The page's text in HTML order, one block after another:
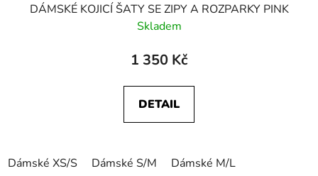
DÁMSKÉ KOJICÍ ŠATY SE ZIPY A ROZPARKY PINK
Skladem
1 350 Kč
DETAIL
Dámské XS/S Dámské S/M Dámské M/L